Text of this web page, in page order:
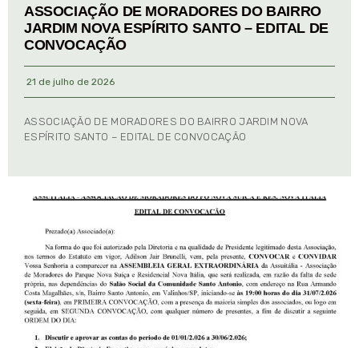
ASSOCIAÇÃO DE MORADORES DO BAIRRO
JARDIM NOVA ESPÍRITO SANTO – EDITAL DE
CONVOCAÇÃO
21 de julho de 2026
ASSOCIAÇÃO DE MORADORES DO BAIRRO JARDIM NOVA
ESPÍRITO SANTO – EDITAL DE CONVOCAÇÃO